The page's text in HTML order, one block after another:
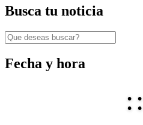
Busca tu noticia
Fecha y hora
::